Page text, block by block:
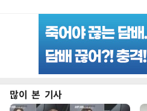
많이 본 기사